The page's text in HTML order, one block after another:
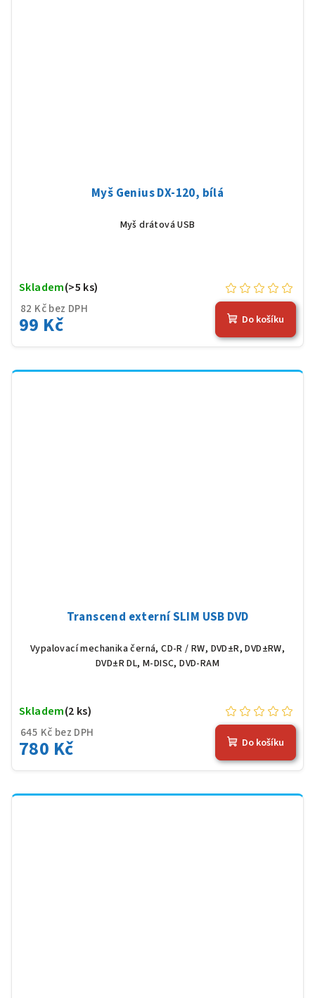
Myš Genius DX-120, bílá
Myš drátová USB
82 Kč bez DPH
99 Kč
Skladem(>5 ks)
Do košíku
Transcend externí SLIM USB DVD
Vypalovací mechanika černá, CD-R / RW, DVD±R, DVD±RW,
DVD±R DL, M-DISC, DVD-RAM
645 Kč bez DPH
780 Kč
Skladem(2 ks)
Do košíku